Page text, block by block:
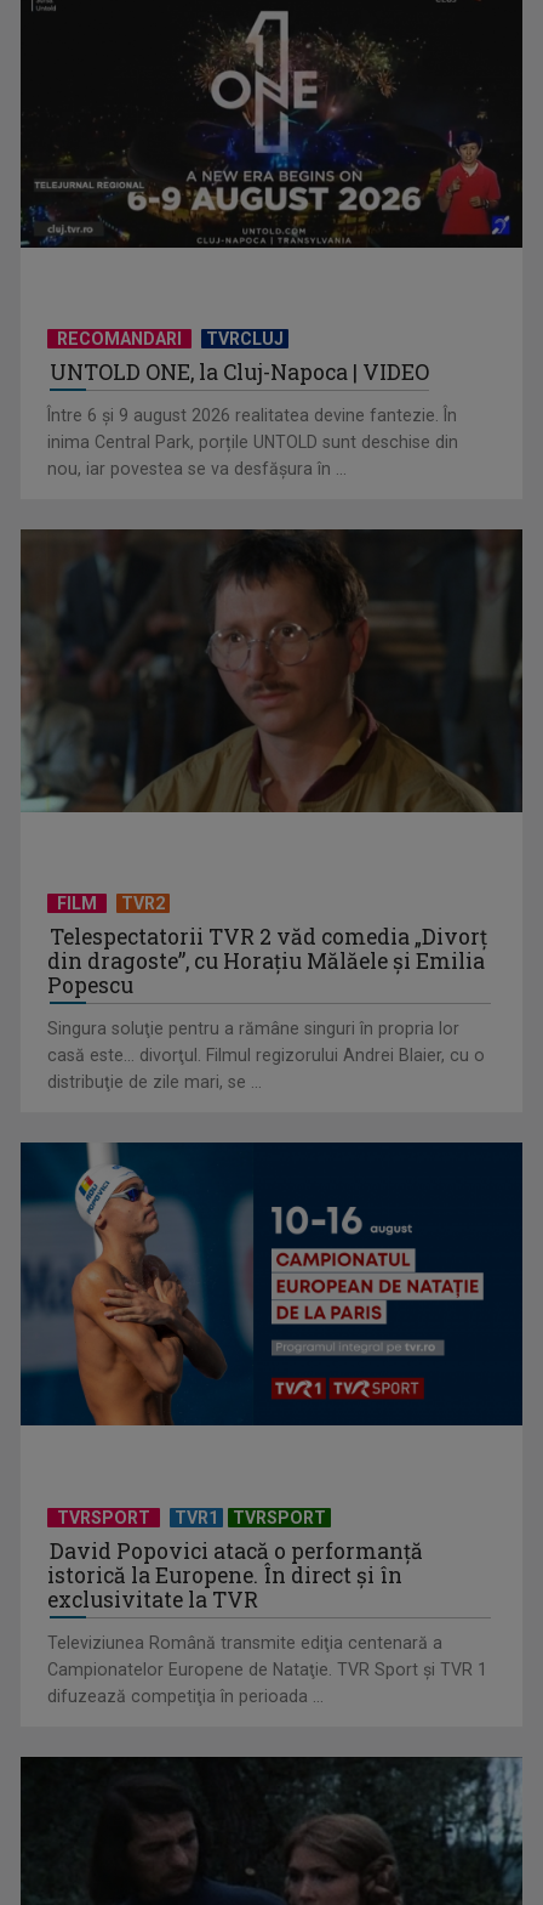
(P) Cum alegi cel mai eficient vehicul electric pentru drumuri
(P) Nouă eră a spațiilor exterioare: ce caută europenii când
transformă ...
(P) Programări non-stop: cum umple un sistem online
golurile din agenda ...
(P) Cum planifici un weekend cultural fără să cheltuiești mult
(P) De ce psihologii spun că un card cadou e, de fapt, un
(P) Cum să creezi un interior în care să te simți acasă
RECOMANDARI TVRCLUJ
UNTOLD ONE, la Cluj-Napoca | VIDEO
Între 6 și 9 august 2026 realitatea devine fantezie. În
inima Central Park, porțile UNTOLD sunt deschise din
nou, iar povestea se va desfășura în ...
FILM TVR2
Telespectatorii TVR 2 văd comedia „Divorţ
din dragoste”, cu Horaţiu Mălăele şi Emilia
Popescu
Singura soluţie pentru a rămâne singuri în propria lor
casă este... divorţul. Filmul regizorului Andrei Blaier, cu o
distribuţie de zile mari, se ...
TVRSPORT TVR1 TVRSPORT
David Popovici atacă o performanţă
istorică la Europene. În direct şi în
exclusivitate la TVR
Televiziunea Română transmite ediţia centenară a
Campionatelor Europene de Nataţie. TVR Sport şi TVR 1
difuzează competiţia în perioada ...